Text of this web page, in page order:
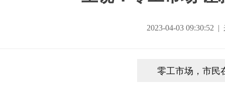
2023-04-03 09:30:52
零工市场，市民